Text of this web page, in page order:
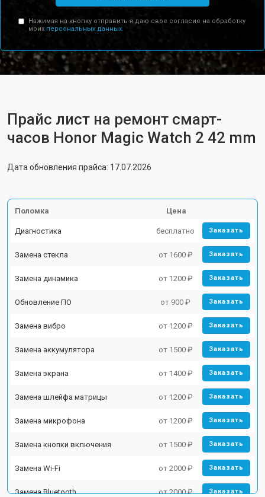
Нажимая на кнопку отправить я даю свое согласие на обработку
моих персональных данных.
Прайс лист на ремонт смарт-
часов Honor Magic Watch 2 42 mm
Дата обновления прайса: 17.07.2026
Поломка Цена
Диагностика бесплатно Заказать
Замена стекла от 1600 ₽ Заказать
Замена динамика от 1200 ₽ Заказать
Обновление ПО от 900 ₽ Заказать
Замена вибро от 1200 ₽ Заказать
Замена аккумулятора от 1500 ₽ Заказать
Замена экрана от 1400 ₽ Заказать
Замена шлейфа матрицы от 1200 ₽ Заказать
Замена микрофона от 1200 ₽ Заказать
Замена кнопки включения от 1500 ₽ Заказать
Замена Wi-Fi от 2000 ₽ Заказать
Замена Bluetooth от 2000 ₽ Заказать